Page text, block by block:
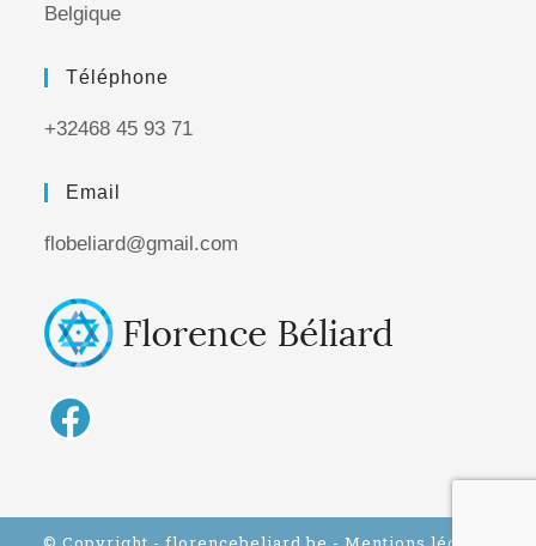
Belgique
Téléphone
+32468 45 93 71
Email
flobeliard@gmail.com